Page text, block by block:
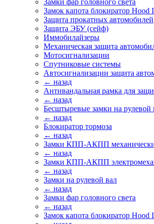
Замки фар головного света
Замок капота блокиратор Hood
Защита прокатных автомобилей
Защита ЭБУ (сейф)
Иммобилайзеры
Механическая защита
Мотосигнализации
Спутниковые системы
Автосигнализации защита
← назад
Антивандальная рамка для
← назад
Бесштыревые замки на рулевой
← назад
Блокиратор тормоза
← назад
Замки КПП-АКПП
← назад
Замки КПП-АКПП
← назад
Замки на рулевой вал
← назад
Замки фар головного света
← назад
Замок капота блокиратор Hood